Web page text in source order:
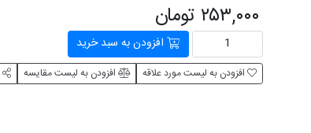
۲۵۳,۰۰۰ تومان
افزودن به سبد خرید
افزودن به لیست مورد علاقه افزودن به لیست مقایسه